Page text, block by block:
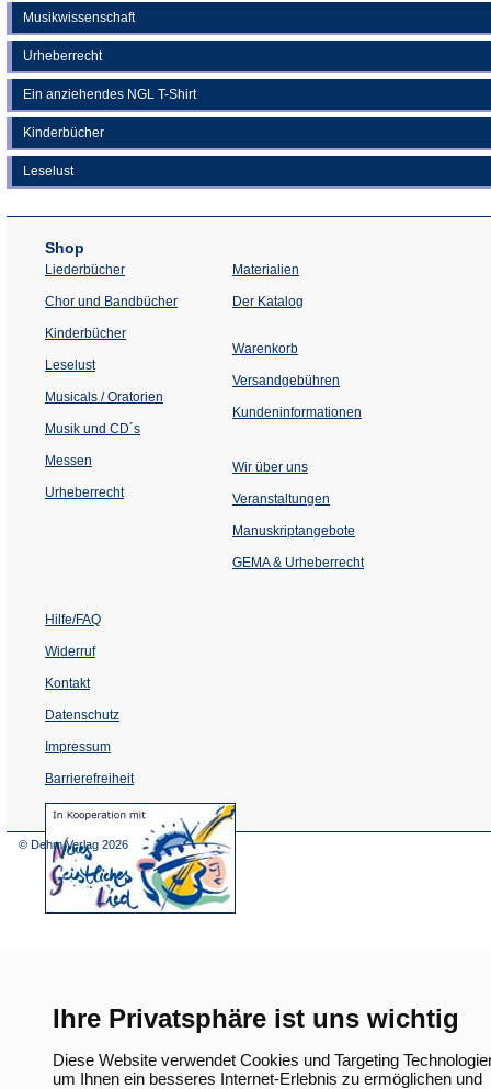
Ihre Privatsphäre ist uns wichtig
Diese Website verwendet Cookies und Targeting
um Ihnen ein besseres Internet-Erlebnis zu ermöglichen und
Musikwissenschaft
Urheberrecht
Ein anziehendes NGL T-Shirt
Kinderbücher
Leselust
Shop
Liederbücher
Chor und Bandbücher
Kinderbücher
Leselust
Musicals / Oratorien
Musik und CD´s
Messen
Urheberrecht
Materialien
Der Katalog
Warenkorb
Versandgebühren
Kundeninformationen
Wir über uns
Veranstaltungen
einem
Tab)
Manuskriptangebote
GEMA & Urheberrecht
Hilfe/FAQ
Widerruf
Kontakt
Datenschutz
Impressum
Barrierefreiheit
(Öffnet
in
© Dehm Verlag 2026